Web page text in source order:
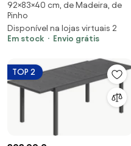
Madeira 83x40x92 cm com 2
Portas e Prateleira
Armazenamento Exterior com
Base Elevada | Aosom Portugal
92×83×40 cm, de Madeira, de
Pinho
Disponível na lojas virtuais 2
Em stock
Envio grátis
TOP 2